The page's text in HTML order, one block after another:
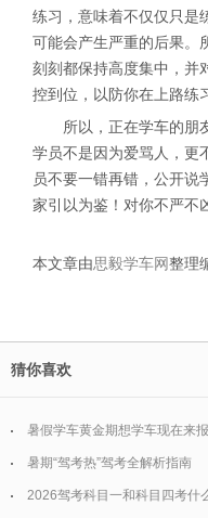
练习，意味着不仅仅只是
可能会产生严重的后果。
刻刻都保持高度集中，并
控到位，以防你在上路练
所以，正在学车的朋
学员不是因为爱骂人，更
员不要一错再错，公开说
家引以为鉴！对你不严不
本文章由思毅学车网整理
猜你喜欢
暑假学车黄金期想学车现在来
暑期“驾考热”驾考全解析指南
2026驾考科目一和科目四考什